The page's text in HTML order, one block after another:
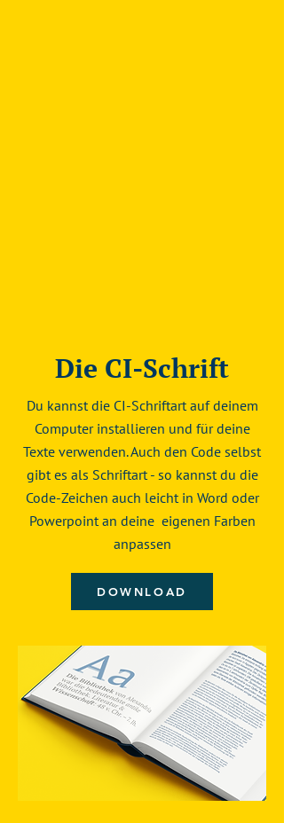
Die CI-Schrift
Du kannst die CI-Schriftart auf deinem
Computer installieren und für deine
Texte verwenden. Auch den Code selbst
gibt es als Schriftart - so kannst du die
Code-Zeichen auch leicht in Word oder
Powerpoint an deine eigenen Farben
anpassen
DOWNLOAD